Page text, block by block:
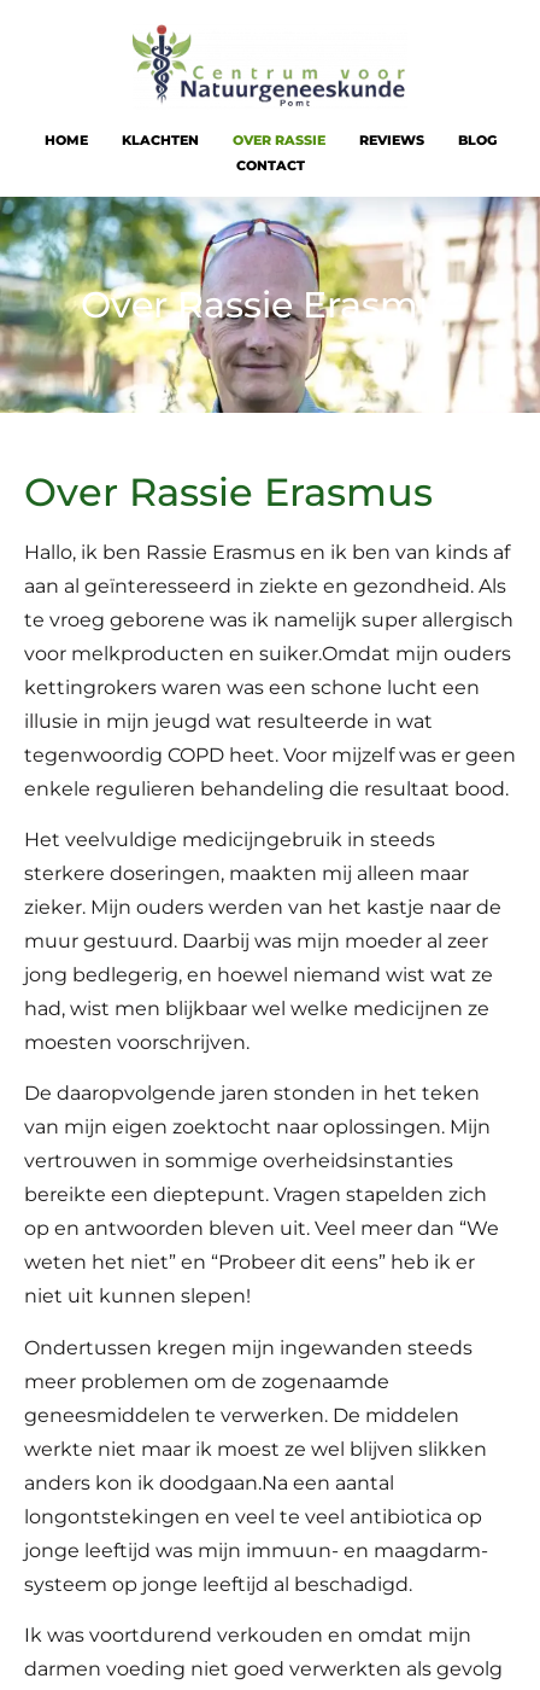
HOME KLACHTEN OVER RASSIE REVIEWS
BLOG
CONTACT
Over Rassie Erasmus
Over Rassie Erasmus
Hallo, ik ben Rassie Erasmus en ik ben van kinds af
aan al geïnteresseerd in ziekte en gezondheid. Als
te vroeg geborene was ik namelijk super allergisch
voor melkproducten en suiker.Omdat mijn ouders
kettingrokers waren was een schone lucht een
illusie in mijn jeugd wat resulteerde in wat
tegenwoordig COPD heet. Voor mijzelf was er geen
enkele regulieren behandeling die resultaat bood.
Het veelvuldige medicijngebruik in steeds
sterkere doseringen, maakten mij alleen maar
zieker. Mijn ouders werden van het kastje naar de
muur gestuurd. Daarbij was mijn moeder al zeer
jong bedlegerig, en hoewel niemand wist wat ze
had, wist men blijkbaar wel welke medicijnen ze
moesten voorschrijven.
De daaropvolgende jaren stonden in het teken
van mijn eigen zoektocht naar oplossingen. Mijn
vertrouwen in sommige overheidsinstanties
bereikte een dieptepunt. Vragen stapelden zich
op en antwoorden bleven uit. Veel meer dan “We
weten het niet” en “Probeer dit eens” heb ik er
niet uit kunnen slepen!
Ondertussen kregen mijn ingewanden steeds
meer problemen om de zogenaamde
geneesmiddelen te verwerken. De middelen
werkte niet maar ik moest ze wel blijven slikken
anders kon ik doodgaan.Na een aantal
longontstekingen en veel te veel antibiotica op
jonge leeftijd was mijn immuun- en maagdarm-
systeem op jonge leeftijd al beschadigd.
Ik was voortdurend verkouden en omdat mijn
darmen voeding niet goed verwerkten als gevolg